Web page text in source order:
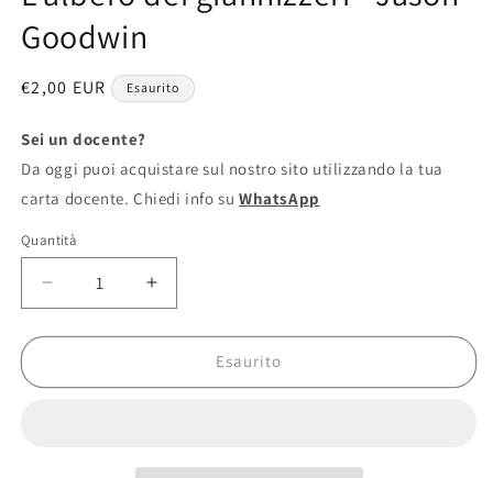
modale
Goodwin
Prezzo
listino
€2,00 EUR Esaurito
Sei un docente?
Da oggi puoi acquistare sul nostro sito utilizzando la tua
carta docente. Chiedi info suWhatsApp
Quantità
Diminuisci
quantità
per
dei
Aumenta
quantità
per
L&#39;albero
dei
Esaurito